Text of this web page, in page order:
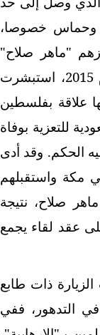
وحماس خصوصا،
"ماهر صلاح"
المسؤول المالي للحركة في الخارج. ومع تولي الملك سلمان الحكم عام 2015، استبشرت
علاقة بفلسطين
للتعزية بوفاة
الحكم. وقد أدى
مكة واستقبلهم
صلاح، نتيجة
عقد لقاء يجمع
ذات طابع
التدهور، ففي